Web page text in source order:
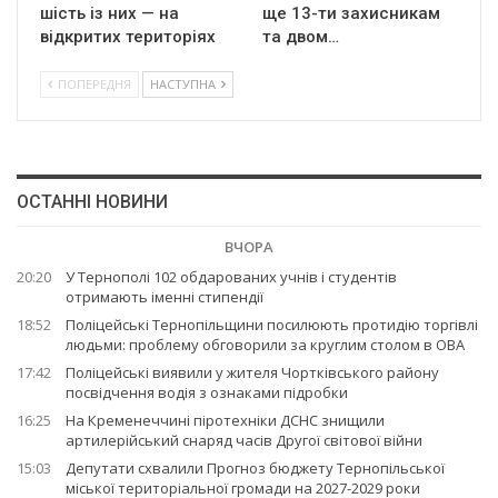
шість із них — на
відкритих територіях
ще 13-ти захисникам
та двом…
ПОПЕРЕДНЯ НАСТУПНА
ОСТАННІ НОВИНИ
ВЧОРА
20:20
У Тернополі 102 обдарованих учнів і студентів
отримають іменні стипендії
18:52
Поліцейські Тернопільщини посилюють протидію торгівлі
людьми: проблему обговорили за круглим столом в ОВА
17:42
Поліцейські виявили у жителя Чортківського району
посвідчення водія з ознаками підробки
16:25
На Кременеччині піротехніки ДСНС знищили
артилерійський снаряд часів Другої світової війни
15:03
Депутати схвалили Прогноз бюджету Тернопільської
міської територіальної громади на 2027-2029 роки